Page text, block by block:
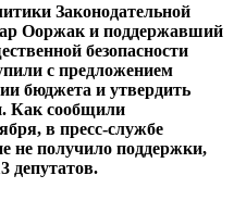
Законодательной
Ооржак и поддержавший
безопасности
с предложением
бюджета и утвердить
Как сообщили
в пресс-службе
не получило поддержки,
депутатов.